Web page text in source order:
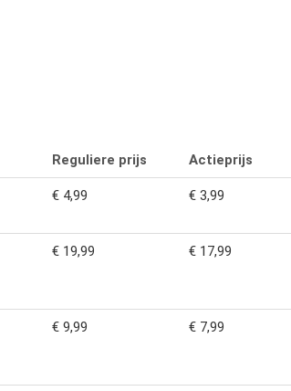
Reguliere prijs Actieprijs
€ 4,99 € 3,99
€ 19,99 € 17,99
€ 9,99 € 7,99